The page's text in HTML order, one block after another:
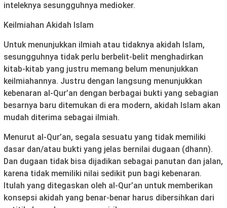
inteleknya sesungguhnya medioker.
Keilmiahan Akidah Islam
Untuk menunjukkan ilmiah atau tidaknya akidah Islam,
sesungguhnya tidak perlu berbelit-belit menghadirkan
kitab-kitab yang justru memang belum menunjukkan
keilmiahannya. Justru dengan langsung menunjukkan
kebenaran al-Qur’an dengan berbagai bukti yang sebagian
besarnya baru ditemukan di era modern, akidah Islam akan
mudah diterima sebagai ilmiah.
Menurut al-Qur’an, segala sesuatu yang tidak memiliki
dasar dan/atau bukti yang jelas bernilai dugaan (dhann).
Dan dugaan tidak bisa dijadikan sebagai panutan dan jalan,
karena tidak memiliki nilai sedikit pun bagi kebenaran.
Itulah yang ditegaskan oleh al-Qur’an untuk memberikan
konsepsi akidah yang benar-benar harus dibersihkan dari